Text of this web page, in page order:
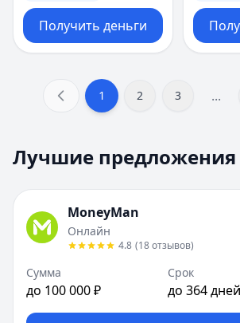
Получить деньги
1 2 3 ...
Лучшие предложения
MoneyMan
Онлайн
4.8 (18отзывов)
Сумма
до 100 000 ₽
Срок
до 364 дней